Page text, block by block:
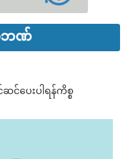
ဘဏ်
ဆင်ပေးပါရန်ကိစ္စ